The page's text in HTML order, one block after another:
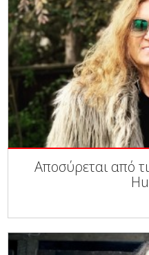
Αποσύρεται από